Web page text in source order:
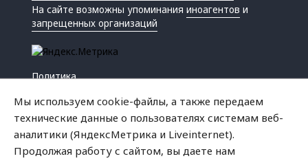
На сайте возможны упоминанияиноагентов и
запрещенных организаций
Политика
Мы используем cookie-файлы, а также передаем
технические данные о пользователях системам веб-
аналитики (ЯндексМетрика и Liveinternet).
Продолжая работу с сайтом, вы даете нам